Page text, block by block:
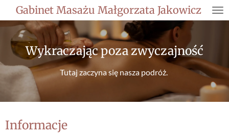
Przejdź
do
głównej
treści
Gabinet Masażu Małgorzata Jakowicz
Wykraczając poza zwyczajność
Tutaj zaczyna się nasza podróż.
Informacje